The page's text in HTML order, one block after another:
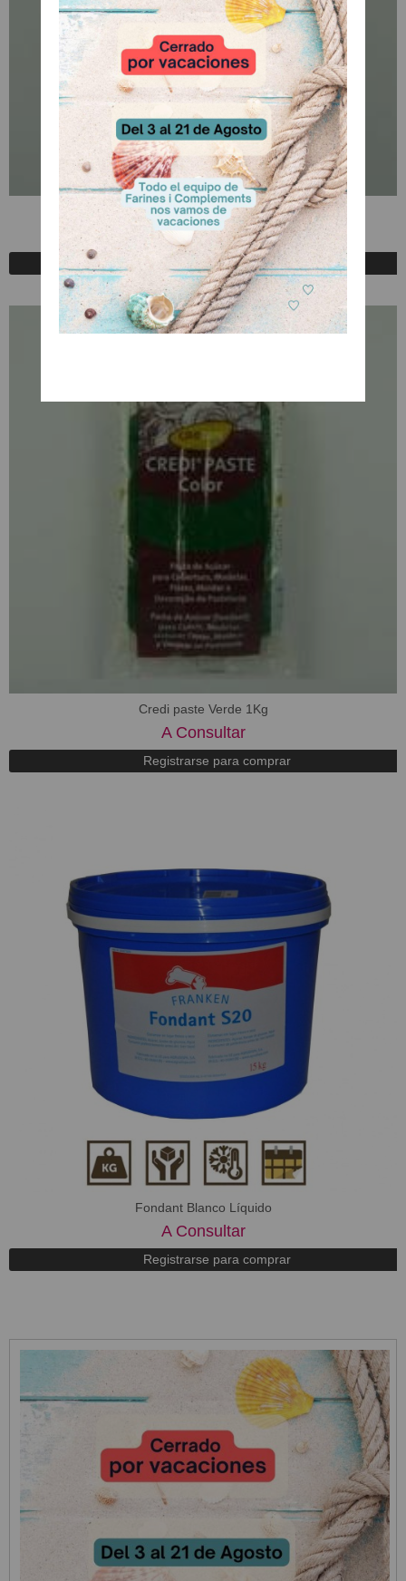
Credi paste Rosa 1Kg
A Consultar
Registrarse para comprar
Credi paste Verde 1Kg
A Consultar
Registrarse para comprar
Fondant Blanco Líquido
A Consultar
Registrarse para comprar